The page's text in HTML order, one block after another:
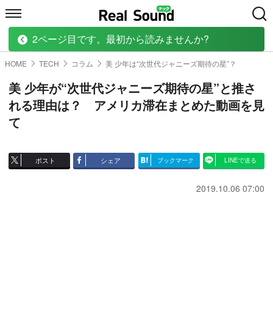
HOME MUSIC MOVIE TECH
HOME TECH コラム 美 少年は“次世代ジャニーズ期待の星”？
美 少年が“次世代ジャニーズ期待の星”と推さ
れる理由は？ アメリカ滞在まとめた動画を見
て
ポスト シェア ブックマーク LINEで送る
2019.10.06 07:00
2ページ目です。最初から読みませんか?